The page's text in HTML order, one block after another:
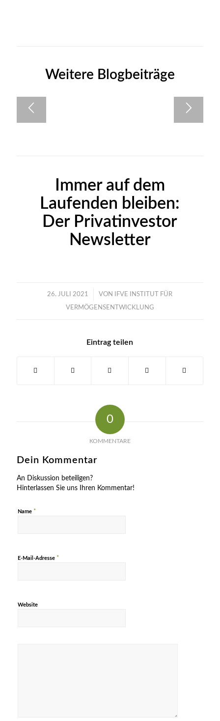
Weitere Blogbeiträge
Immer auf dem
Laufenden bleiben:
Der Privatinvestor
Newsletter
26. JULI 2021
/ VON IFVE INSTITUT FÜR
VERMÖGENSENTWICKLUNG
Eintrag teilen
0
KOMMENTARE
Dein Kommentar
An Diskussion beteiligen?
Hinterlassen Sie uns Ihren Kommentar!
Name *
E-Mail-Adresse *
Website